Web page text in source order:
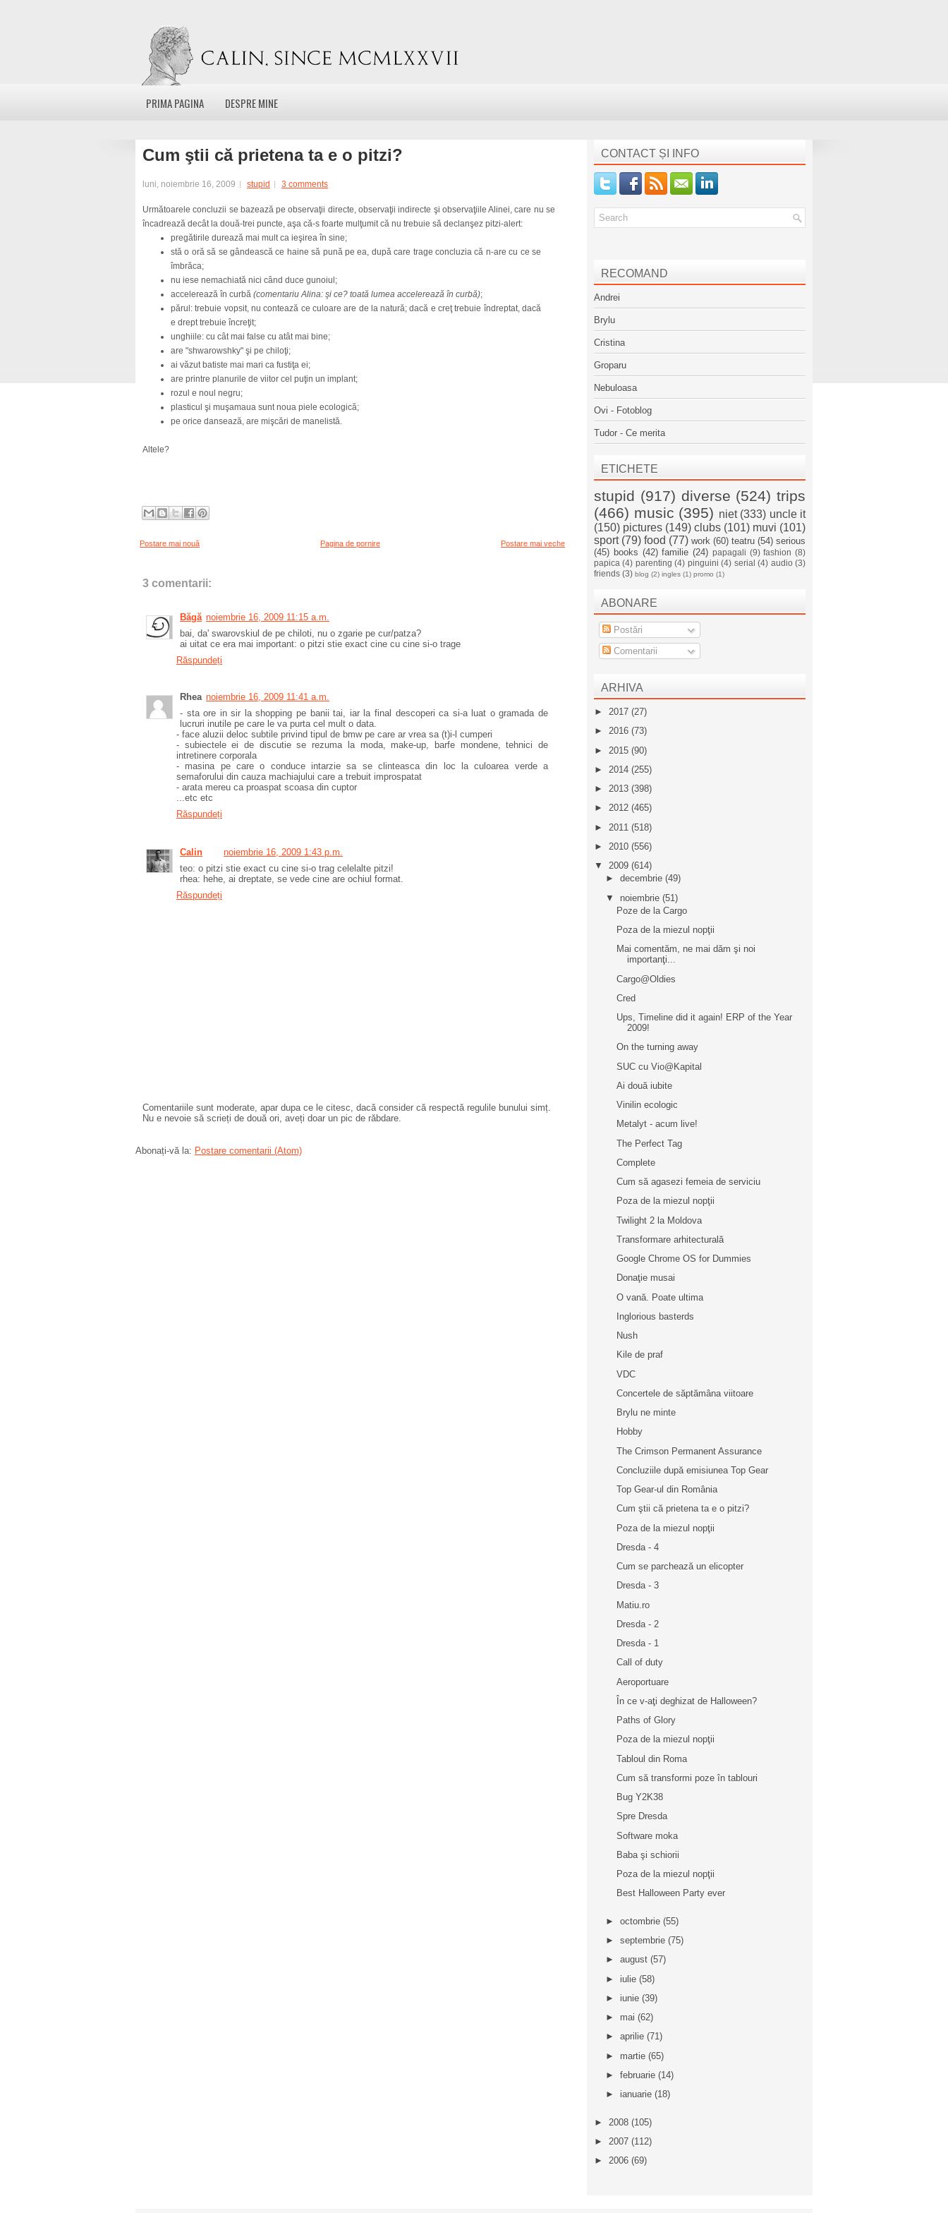
PRIMA PAGINA DESPRE MINE
Cum ştii că prietena ta e o pitzi?
luni, noiembrie 16, 2009 stupid 3 comments
Următoarele concluzii se bazează pe observaţii directe, observaţii indirecte şi observaţiile Alinei, care nu se
încadrează decât la două-trei puncte, aşa că-s foarte mulţumit că nu trebuie să declanşez pitzi-alert:
pregătirile durează mai mult ca ieşirea în sine;
stă o oră să se gândească ce haine să pună pe ea, după care trage concluzia că n-are cu ce se
îmbrăca;
nu iese nemachiată nici când duce gunoiul;
accelerează în curbă (comentariu Alina: şi ce? toată lumea accelerează în curbă);
părul: trebuie vopsit, nu contează ce culoare are de la natură; dacă e creţ trebuie îndreptat, dacă
e drept trebuie încreţit;
unghiile: cu cât mai false cu atât mai bine;
are "shwarowshky" şi pe chiloţi;
ai văzut batiste mai mari ca fustiţa ei;
are printre planurile de viitor cel puţin un implant;
rozul e noul negru;
plasticul şi muşamaua sunt noua piele ecologică;
pe orice dansează, are mişcări de manelistă.
Altele?
Postare mai nouă Postare mai veche
Pagina de pornire
3 comentarii:
Băgă noiembrie 16, 2009 11:15 a.m.
bai, da' swarovskiul de pe chiloti, nu o zgarie pe cur/patza?
ai uitat ce era mai important: o pitzi stie exact cine cu cine si-o trage
Răspundeți
Rhea noiembrie 16, 2009 11:41 a.m.
- sta ore in sir la shopping pe banii tai, iar la final descoperi ca si-a luat o gramada de
lucruri inutile pe care le va purta cel mult o data.
- face aluzii deloc subtile privind tipul de bmw pe care ar vrea sa (t)i-l cumperi
- subiectele ei de discutie se rezuma la moda, make-up, barfe mondene, tehnici de
intretinere corporala
- masina pe care o conduce intarzie sa se clinteasca din loc la culoarea verde a
semaforului din cauza machiajului care a trebuit improspatat
- arata mereu ca proaspat scoasa din cuptor
...etc etc
Răspundeți
Calin
noiembrie 16, 2009 1:43 p.m.
teo: o pitzi stie exact cu cine si-o trag celelalte pitzi!
rhea: hehe, ai dreptate, se vede cine are ochiul format.
Răspundeți
Comentariile sunt moderate, apar dupa ce le citesc, dacă consider că respectă regulile bunului simț.
Nu e nevoie să scrieți de două ori, aveți doar un pic de răbdare.
Abonați-vă la: Postare comentarii (Atom)
CONTACT ȘI INFO
RECOMAND
Andrei
Brylu
Cristina
Groparu
Nebuloasa
Ovi - Fotoblog
Tudor - Ce merita
ETICHETE
stupid (917) diverse (524) trips
(466) music (395) niet (333) uncle it
(150) pictures (149) clubs (101) muvi (101)
sport (79) food (77) work (60) teatru (54) serious
(45) books (42) familie (24) papagali (9) fashion (8)
papica (4) parenting (4) pinguini (4) serial (4) audio (3)
friends (3) blog (2) ingles (1) promo (1)
ABONARE
Postări
Comentarii
ARHIVA
► 2017 (27)
► 2016 (73)
► 2015 (90)
► 2014 (255)
► 2013 (398)
► 2012 (465)
► 2011 (518)
► 2010 (556)
▼ 2009 (614)
► decembrie (49)
▼ noiembrie (51)
Poze de la Cargo
Poza de la miezul nopţii
Mai comentăm, ne mai dăm şi noi
importanţi...
Cargo@Oldies
Cred
Ups, Timeline did it again! ERP of the Year
2009!
On the turning away
SUC cu Vio@Kapital
Ai două iubite
Vinilin ecologic
Metalyt - acum live!
The Perfect Tag
Complete
Cum să agasezi femeia de serviciu
Poza de la miezul nopţii
Twilight 2 la Moldova
Transformare arhitecturală
Google Chrome OS for Dummies
Donaţie musai
O vană. Poate ultima
Inglorious basterds
Nush
Kile de praf
VDC
Concertele de săptămâna viitoare
Brylu ne minte
Hobby
The Crimson Permanent Assurance
Concluziile după emisiunea Top Gear
Top Gear-ul din România
Cum ştii că prietena ta e o pitzi?
Poza de la miezul nopţii
Dresda - 4
Cum se parchează un elicopter
Dresda - 3
Matiu.ro
Dresda - 2
Dresda - 1
Call of duty
Aeroportuare
În ce v-aţi deghizat de Halloween?
Paths of Glory
Poza de la miezul nopţii
Tabloul din Roma
Cum să transformi poze în tablouri
Bug Y2K38
Spre Dresda
Software moka
Baba şi schiorii
Poza de la miezul nopţii
Best Halloween Party ever
► octombrie (55)
► septembrie (75)
► august (57)
► iulie (58)
► iunie (39)
► mai (62)
► aprilie (71)
► martie (65)
► februarie (14)
► ianuarie (18)
► 2008 (105)
► 2007 (112)
► 2006 (69)